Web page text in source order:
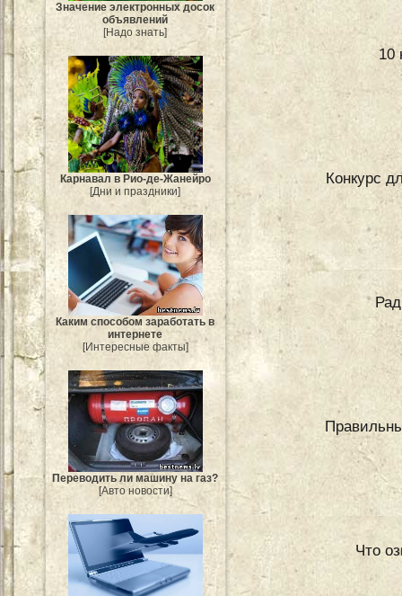
Значение электронных досок
объявлений
[Надо знать]
Карнавал в Рио-де-Жанейро
[Дни и праздники]
Каким способом заработать в
интернете
[Интересные факты]
Переводить ли машину на газ?
[Авто новости]
10
Конкурс
Что